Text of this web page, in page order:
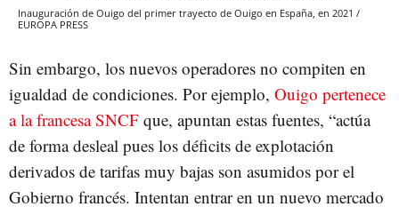
Inauguración de Ouigo del primer trayecto de Ouigo en España, en 2021 /
EUROPA PRESS
Sin embargo, los nuevos operadores no compiten en
igualdad de condiciones. Por ejemplo, Ouigo pertenece
a la francesa SNCF que, apuntan estas fuentes, “actúa
de forma desleal pues los déficits de explotación
derivados de tarifas muy bajas son asumidos por el
Gobierno francés. Intentan entrar en un nuevo mercado